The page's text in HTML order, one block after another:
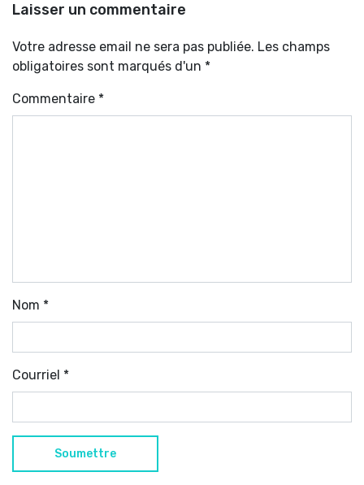
Laisser un commentaire
Votre adresse email ne sera pas publiée. Les champs
obligatoires sont marqués d'un *
Commentaire *
Nom *
Courriel *